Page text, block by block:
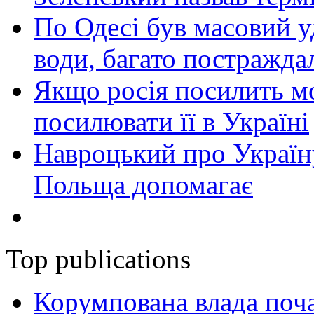
По Одесі був масовий
води, багато
Якщо росія посилить
посилювати її в Україні
Навроцький про
Польща допомагає
Top publications
Корумпована влада